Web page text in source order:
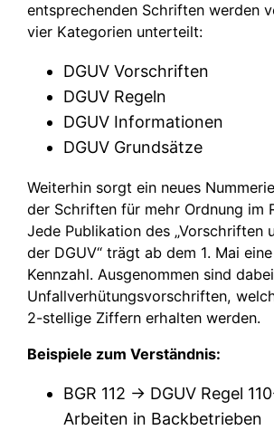
entsprechenden Schriften werden
vier Kategorien unterteilt:
DGUV Vorschriften
DGUV Regeln
DGUV Informationen
DGUV Grundsätze
Weiterhin sorgt ein neues
der Schriften für mehr Ordnung im
Jede Publikation des „Vorschriften
der DGUV“ trägt ab dem 1. Mai
Kennzahl. Ausgenommen sind
Unfallverhütungsvorschriften,
2-stellige Ziffern erhalten werden.
Beispiele zum Verständnis:
BGR 112 → DGUV Regel
Arbeiten in Backbetrieben